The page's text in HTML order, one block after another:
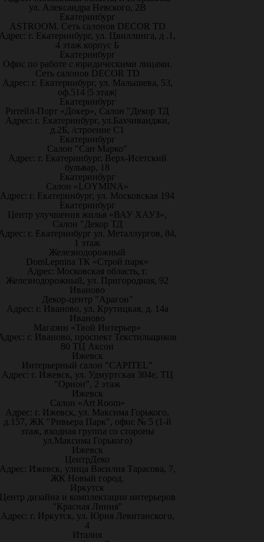
ул. Александра Невского, 2В
Екатеринбург
ASTROOM. Сеть салонов DECOR TD
г. Екатеринбург, ул. Цвиллинга, д .1,
4 этаж корпус Б
Екатеринбург
Офис по работе с юридическими лицами.
Сеть салонов DECOR TD
Адрес: г. Екатеринбург, ул. Малышева, 53,
оф.514 |5 этаж|
Екатеринбург
Ритейл-Порт «Докер», Салон "Декор ТД
Адрес: г. Екатеринбург, ул.Бахчиванджи,
д.2Б, /строение С1
Екатеринбург
Салон "Сан Марко"
Адрес: г. Екатеринбург, Верх-Исетский
бульвар, 18
Екатеринбург
Салон «LOYMINA»
Адрес: г. Екатеринбург, ул. Московская 194
Екатеринбург
Центр улучшения жилья «ВАУ ХАУЗ»,
Салон "Декор ТД
г. Екатеринбург ул. Металлургов, 84,
1 этаж
Железнодорожный
DomLepnina ТК «Строй парк»
Адрес: Московская область, г.
Железнодорожный, ул. Пригородная, 92
Иваново
Декор-центр "Арагон"
Адрес: г. Иваново, ул. Крутицкая, д. 14а
Иваново
Магазин «Твой Интерьер»
г. Иваново, проспект Текстильщиков
80 ТЦ Аксон
Ижевск
Интерьерный салон "CAPITEL"
Адрес: г. Ижевск, ул. Удмуртская 304е, ТЦ
"Орион", 2 этаж
Ижевск
Салон «Art Room»
Адрес: г. Ижевск, ул. Максима Горького,
д.157, ЖК "Ривьера Парк", офис № 5 (1-й
этаж, входная группа со стороны
ул.Максима Горького)
Ижевск
ЦентрДеко
Ижевск, улица Василия Тарасова, 7,
ЖК Новый город.
Иркутск
дизайна и комплектации интерьеров
"Красная Линия"
Адрес: г. Иркутск, ул. Юрия Левитанского,
4
Италия